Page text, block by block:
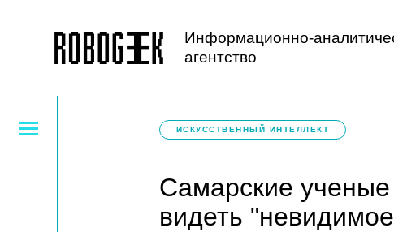
Информационно-
агентство
ИСКУССТВЕННЫЙ ИНТЕЛЛЕКТ
Самарские
видеть